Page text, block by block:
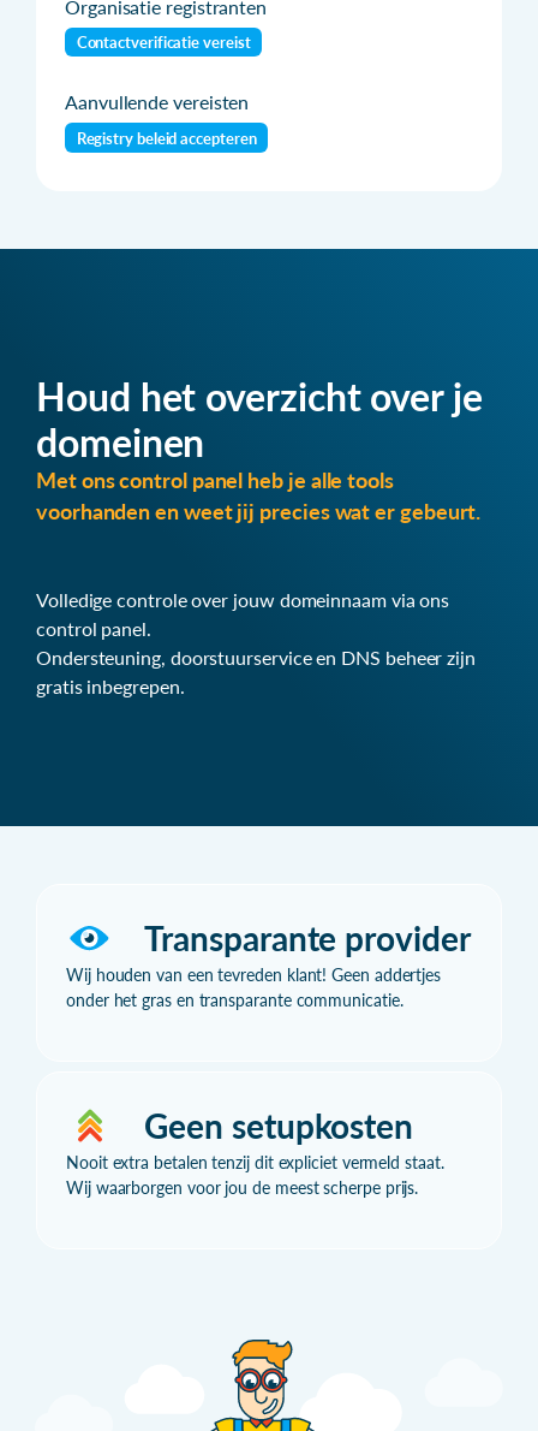
Organisatie registranten
Contactverificatie vereist
Aanvullende vereisten
Registry beleid accepteren
Houd het overzicht over je
domeinen
Met ons control panel heb je alle tools
voorhanden en weet jij precies wat er gebeurt.
Volledige controle over jouw domeinnaam via ons
control panel.
Ondersteuning, doorstuurservice en DNS beheer zijn
gratis inbegrepen.
Transparante provider
Wij houden van een tevreden klant! Geen addertjes
onder het gras en transparante communicatie.
Geen setupkosten
Nooit extra betalen tenzij dit expliciet vermeld staat.
Wij waarborgen voor jou de meest scherpe prijs.